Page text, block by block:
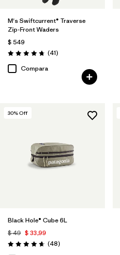
M's Swiftcurrent® Traverse
Zip-Front Waders
$ 549
Valoración: 4.7 / 5
(41Comentarios
)
Compara
30% Off
Black Hole® Cube 6L
$ 49 $ 33,99
Valoración: 4.7 / 5
(48Comentarios
)